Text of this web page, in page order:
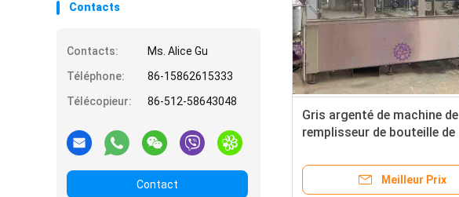
Contacts
Contacts:
Ms. Alice Gu
Téléphone:
86-15862615333
Télécopieur:
86-512-58643048
Contact
Gris argenté de machine de
remplisseur de bouteille de
système de réutilisation
Meilleur Prix